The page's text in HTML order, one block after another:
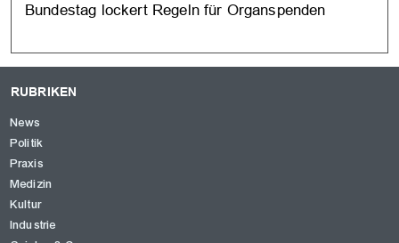
Bundestag lockert Regeln für Organspenden
RUBRIKEN
News
Politik
Praxis
Medizin
Kultur
Industrie